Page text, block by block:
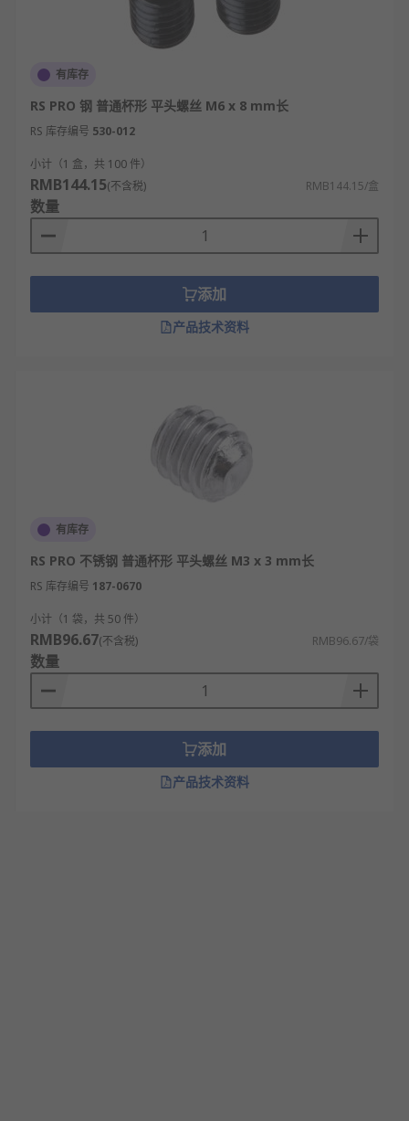
有库存
RS PRO 钢 普通杯形 平头螺丝 M6 x 8 mm长
RS 库存编号 530-012
小计（1 盒，共 100 件）
RMB144.15(不含税) RMB144.15/盒
数量
添加
产品技术资料
有库存
RS PRO 不锈钢 普通杯形 平头螺丝 M3 x 3 mm长
RS 库存编号 187-0670
小计（1 袋，共 50 件）
RMB96.67(不含税) RMB96.67/袋
数量
添加
产品技术资料